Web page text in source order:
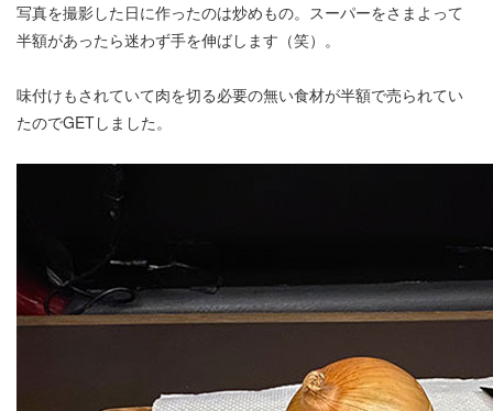
写真を撮影した日に作ったのは炒めもの。スーパーをさまよって
半額があったら迷わず手を伸ばします（笑）。
味付けもされていて肉を切る必要の無い食材が半額で売られてい
たのでGETしました。